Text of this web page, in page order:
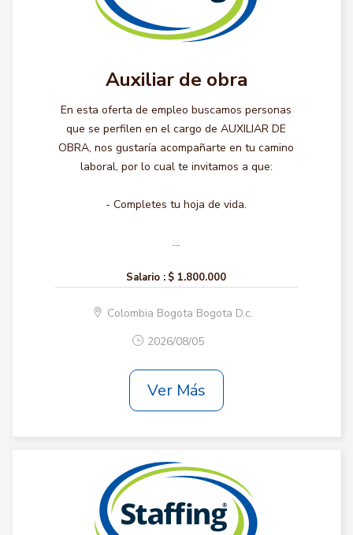
Auxiliar de obra
En esta oferta de empleo buscamos personas
que se perfilen en el cargo de AUXILIAR DE
OBRA, nos gustaría acompañarte en tu camino
laboral, por lo cual te invitamos a que:
- Completes tu hoja de vida.
...
Salario : $ 1.800.000
Colombia Bogota Bogota D.c.
2026/08/05
Ver Más